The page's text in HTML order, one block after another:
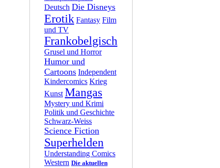
Deutsch Die Disneys
Erotik Fantasy Film
und TV
Frankobelgisch
Grusel und Horror
Humor und
Cartoons Independent
Kindercomics Krieg
Kunst Mangas
Mystery und Krimi
Politik und Geschichte
Schwarz-Weiss
Science Fiction
Superhelden
Understanding Comics
Western Die aktuellen